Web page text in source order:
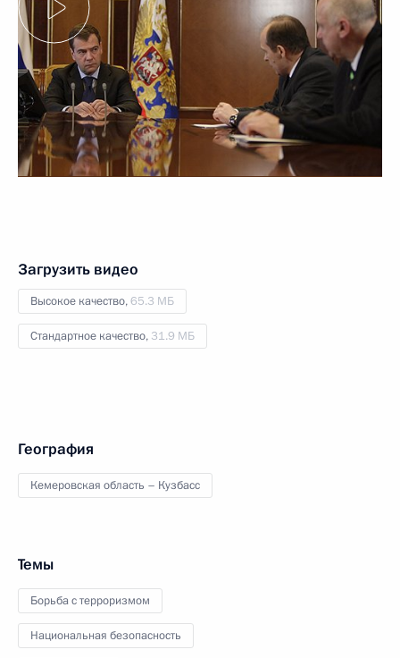
Загрузить видео
Высокое качество,65.3 МБ
Стандартное качество, 31.9 МБ
География
Кемеровская область – Кузбасс
Темы
Борьба с терроризмом
Национальная безопасность